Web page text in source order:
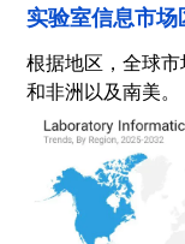
实验室信息市场
根据地区，全球
和非洲以及南美。